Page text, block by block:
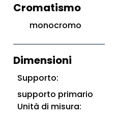
Cromatismo
monocromo
Dimensioni
Supporto:
supporto primario
Unità di misura: